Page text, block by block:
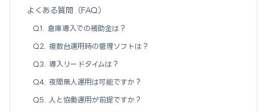
よくある質問（FAQ）
Q1. 倉庫導入での補助金は？
Q2. 複数台運用時の管理ソフトは？
Q3. 導入リードタイムは？
Q4. 夜間無人運用は可能ですか？
Q5. 人と協働運用が前提ですか？